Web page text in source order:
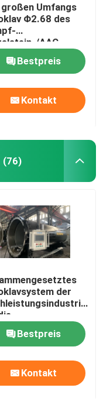
großen Umfangs
Φ2.68 des
AAC
×
Autoklav des
AAC
Bestpreis
Kontakt
(76)
der
Bestpreis
Kontakt